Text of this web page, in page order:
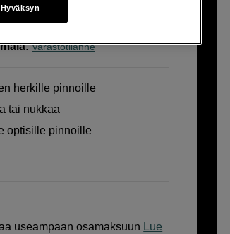
:Varastossa
: Varastotilanne
herkille pinnoille
tai nukkaa
optisille pinnoille
useampaan osamaksuun
Lue
Hyväksyn